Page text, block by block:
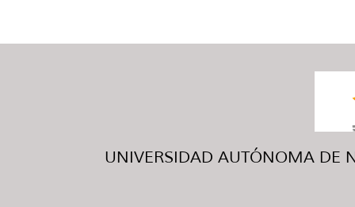
UNIVERSIDAD AUTÓNOMA DE